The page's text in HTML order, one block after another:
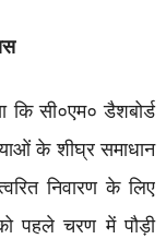
कि सी०एम० डैशबोर्ड
के शीघ्र समाधान
निवारण के लिए
पहले चरण में पौड़ी